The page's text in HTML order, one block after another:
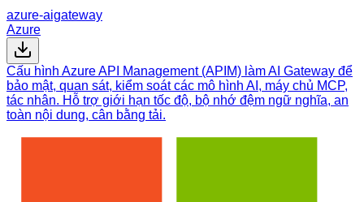
azure-aigateway
Azure
Cấu hình Azure API Management (APIM) làm AI Gateway để
bảo mật, quan sát, kiểm soát các mô hình AI, máy chủ MCP,
tác nhân. Hỗ trợ giới hạn tốc độ, bộ nhớ đệm ngữ nghĩa, an
toàn nội dung, cân bằng tải.